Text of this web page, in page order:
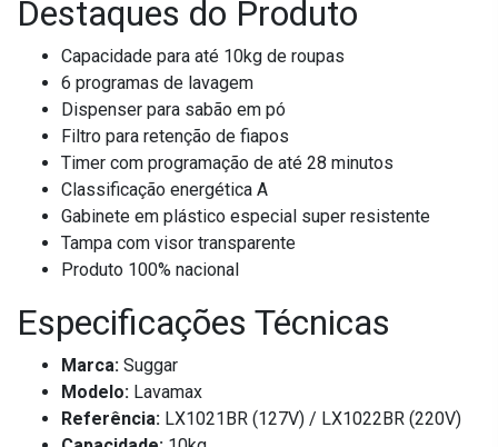
Destaques do Produto
Capacidade para até 10kg de roupas
6 programas de lavagem
Dispenser para sabão em pó
Filtro para retenção de fiapos
Timer com programação de até 28 minutos
Classificação energética A
Gabinete em plástico especial super resistente
Tampa com visor transparente
Produto 100% nacional
Especificações Técnicas
Marca: Suggar
Modelo: Lavamax
Referência: LX1021BR (127V) / LX1022BR (220V)